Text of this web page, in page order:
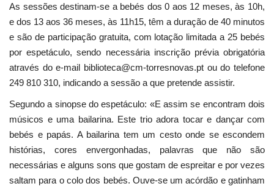
As sessões destinam-se a bebés dos 0 aos 12 meses, às 10h,
e dos 13 aos 36 meses, às 11h15, têm a duração de 40 minutos
e são de participação gratuita, com lotação limitada a 25 bebés
por espetáculo, sendo necessária inscrição prévia obrigatória
através do e-mail biblioteca@cm-torresnovas.pt ou do telefone
249 810 310, indicando a sessão a que pretende assistir.
Segundo a sinopse do espetáculo: «E assim se encontram dois
músicos e uma bailarina. Este trio adora tocar e dançar com
bebés e papás. A bailarina tem um cesto onde se escondem
histórias, cores envergonhadas, palavras que não são
necessárias e alguns sons que gostam de espreitar e por vezes
saltam para o colo dos bebés. Ouve-se um acórdão e gatinham